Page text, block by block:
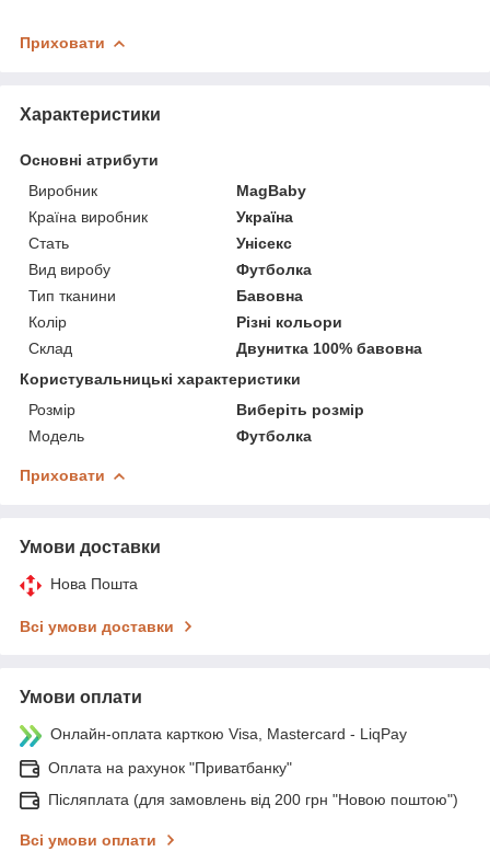
Приховати
Характеристики
Основні атрибути
Виробник
MagBaby
Країна виробник
Україна
Стать
Унісекс
Вид виробу
Футболка
Тип тканини
Бавовна
Колір
Різні кольори
Склад
Двунитка 100% бавовна
Користувальницькі характеристики
Розмір
Виберіть розмір
Мoдель
Футболка
Приховати
Умови доставки
Нова Пошта
Всі умови доставки
Умови оплати
Онлайн-оплата карткою Visa, Mastercard - LiqPay
Оплата на рахунок "Приватбанку"
Післяплата (для замовлень від 200 грн "Новою поштою")
Всі умови оплати